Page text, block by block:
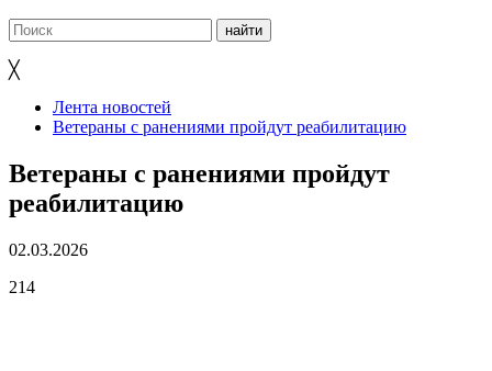
╳
Лента новостей
Ветераны с ранениями пройдут реабилитацию
Ветераны с ранениями пройдут
реабилитацию
02.03.2026
214